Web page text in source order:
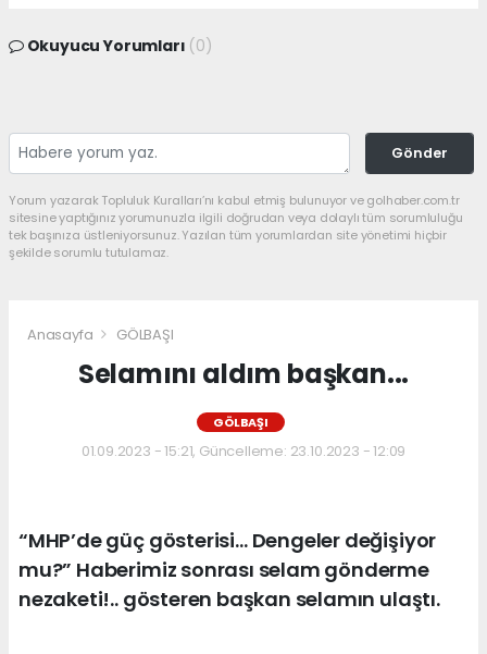
Okuyucu Yorumları (0)
Gönder
Yorum yazarak Topluluk Kuralları’nı kabul etmiş bulunuyor ve golhaber.com.tr
sitesine yaptığınız yorumunuzla ilgili doğrudan veya dolaylı tüm sorumluluğu
tek başınıza üstleniyorsunuz. Yazılan tüm yorumlardan site yönetimi hiçbir
şekilde sorumlu tutulamaz.
Anasayfa GÖLBAŞI
Selamını aldım başkan...
GÖLBAŞI
01.09.2023 - 15:21, Güncelleme: 23.10.2023 - 12:09
“MHP’de güç gösterisi… Dengeler değişiyor
mu?” Haberimiz sonrası selam gönderme
nezaketi!.. gösteren başkan selamın ulaştı.